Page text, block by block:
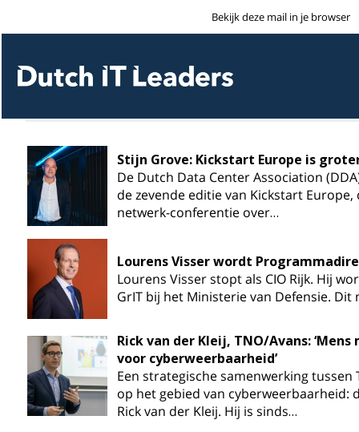
Bekijk deze mail in je browser
Stijn Grove: Kickstart Europe is
De Dutch Data Center Association
de zevende editie van Kickstart
netwerk-conferentie over…
Lourens Visser wordt
Lourens Visser stopt als CIO Rijk. Hij
GrIT bij het Ministerie van Defensie. Dit
Rick van der Kleij, TNO/Avans:
voor cyberweerbaarheid’
Een strategische samenwerking tussen
op het gebied van cyberweerbaarheid:
Rick van der Kleij. Hij is sinds…